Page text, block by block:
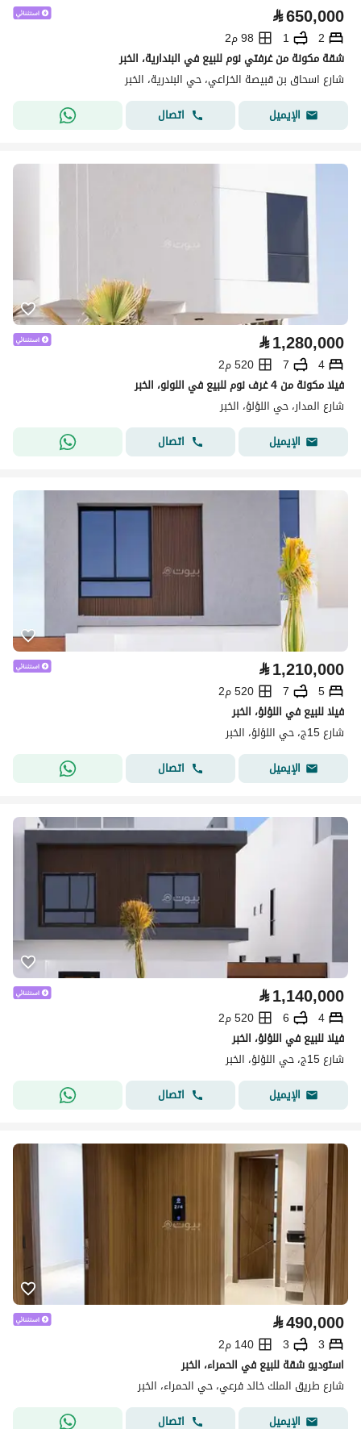
⃁650,000
2
1
98 م2
شقة مكونة من غرفتي نوم للبيع في البندارية، الخبر
شارع اسحاق بن قبيصة الخزاعي، حي البندرية، الخبر
الإيميل
اتصال
⃁1,280,000
4
7
520 م2
فيلا مكونة من 4 غرف نوم للبيع في اللولو، الخبر
شارع المدار، حي اللؤلؤ، الخبر
الإيميل
اتصال
⃁1,210,000
5
7
520 م2
فيلا للبيع في اللؤلؤ، الخبر
شارع 15ج، حي اللؤلؤ، الخبر
الإيميل
اتصال
⃁1,140,000
4
6
520 م2
فيلا للبيع في اللؤلؤ، الخبر
شارع 15ج، حي اللؤلؤ، الخبر
الإيميل
اتصال
⃁490,000
3
3
140 م2
استوديو شقة للبيع في الحمراء، الخبر
شارع طريق الملك خالد فرعي، حي الحمراء، الخبر
الإيميل
اتصال